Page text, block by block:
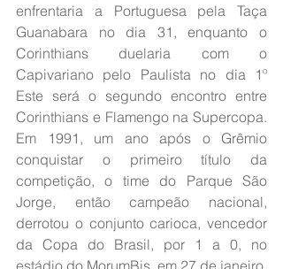
enfrentaria a Portuguesa pela Taça
Guanabara no dia 31, enquanto o
Corinthians duelaria com o
Capivariano pelo Paulista no dia 1º
Este será o segundo encontro entre
Corinthians e Flamengo na Supercopa.
Em 1991, um ano após o Grêmio
conquistar o primeiro título da
competição, o time do Parque São
Jorge, então campeão nacional,
derrotou o conjunto carioca, vencedor
da Copa do Brasil, por 1 a 0, no
estádio do MorumBis, em 27 de janeiro,